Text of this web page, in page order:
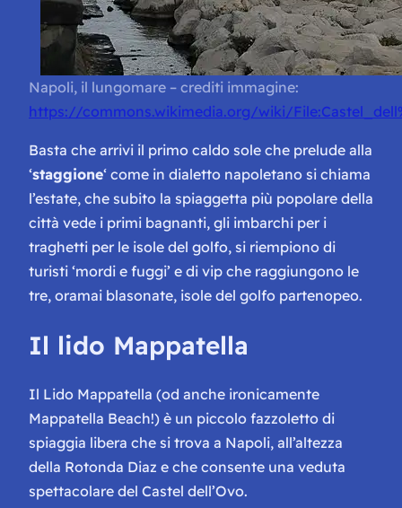
Napoli, il lungomare – crediti immagine:
https://commons.wikimedia.org/wiki/
Basta che arrivi il primo caldo sole che prelude alla
‘staggione‘ come in dialetto napoletano si chiama
l’estate, che subito la spiaggetta più popolare della
città vede i primi bagnanti, gli imbarchi per i
traghetti per le isole del golfo, si riempiono di
turisti ‘mordi e fuggi’ e di vip che raggiungono le
tre, oramai blasonate, isole del golfo partenopeo.
Il lido Mappatella
Il Lido Mappatella (od anche ironicamente
Mappatella Beach!) è un piccolo fazzoletto di
spiaggia libera che si trova a Napoli, all’altezza
della Rotonda Diaz e che consente una veduta
spettacolare del Castel dell’Ovo.